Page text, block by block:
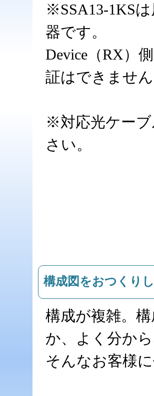
※SSA13-1KS
器です。
Device（RX）
証はできませ
※対応光ケー
さい。
構成図をおつくり
構成が複雑。
か、よく分から
そんなお客様